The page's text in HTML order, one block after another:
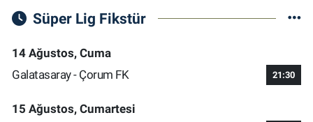
Süper Lig Fikstür
14 Ağustos, Cuma
Galatasaray - Çorum FK
21:30
15 Ağustos, Cumartesi